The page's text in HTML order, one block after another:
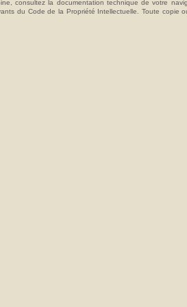
consultez la documentation technique de votre
du Code de la Propriété Intellectuelle. Toute copie